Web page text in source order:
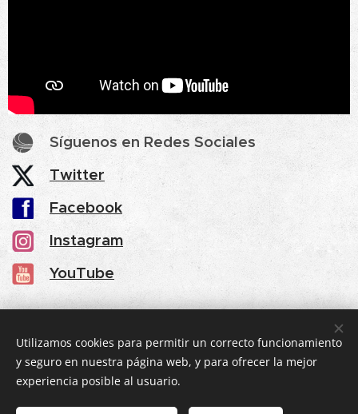
Síguenos en Redes Sociales
Twitter
Facebook
Instagram
YouTube
© 2025 eventic360.Todos los derechos reservados.
Utilizamos cookies para permitir un correcto funcionamiento
y seguro en nuestra página web, y para ofrecer la mejor
experiencia posible al usuario.